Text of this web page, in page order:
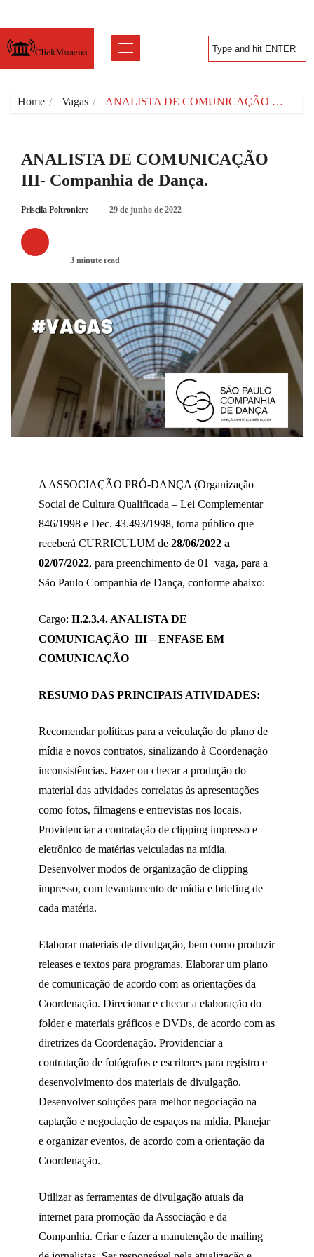
Home Vagas ANALISTA DE COMUNICAÇÃO …
ANALISTA DE COMUNICAÇÃO
III- Companhia de Dança.
Priscila Poltroniere 29 de junho de 2022
3 minute read
A ASSOCIAÇÃO PRÓ-DANÇA (Organização
Social de Cultura Qualificada – Lei Complementar
846/1998 e Dec. 43.493/1998, torna público que
receberá CURRICULUM de 28/06/2022 a
02/07/2022, para preenchimento de 01 vaga, para a
São Paulo Companhia de Dança, conforme abaixo:
Cargo: II.2.3.4. ANALISTA DE
COMUNICAÇÃO III – ENFASE EM
COMUNICAÇÃO
RESUMO DAS PRINCIPAIS ATIVIDADES:
Recomendar políticas para a veiculação do plano de
mídia e novos contratos, sinalizando à Coordenação
inconsistências. Fazer ou checar a produção do
material das atividades correlatas às apresentações
como fotos, filmagens e entrevistas nos locais.
Providenciar a contratação de clipping impresso e
eletrônico de matérias veiculadas na mídia.
Desenvolver modos de organização de clipping
impresso, com levantamento de mídia e briefing de
cada matéria.
Elaborar materiais de divulgação, bem como produzir
releases e textos para programas. Elaborar um plano
de comunicação de acordo com as orientações da
Coordenação. Direcionar e checar a elaboração do
folder e materiais gráficos e DVDs, de acordo com as
diretrizes da Coordenação. Providenciar a
contratação de fotógrafos e escritores para registro e
desenvolvimento dos materiais de divulgação.
Desenvolver soluções para melhor negociação na
captação e negociação de espaços na mídia. Planejar
e organizar eventos, de acordo com a orientação da
Coordenação.
Utilizar as ferramentas de divulgação atuais da
internet para promoção da Associação e da
Companhia. Criar e fazer a manutenção de mailing